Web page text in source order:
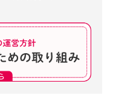
くお願い申し上げま
ご繁栄を